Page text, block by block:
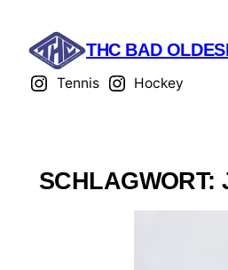
THC BAD
Tennis Hockey
SCHLAGWORT: